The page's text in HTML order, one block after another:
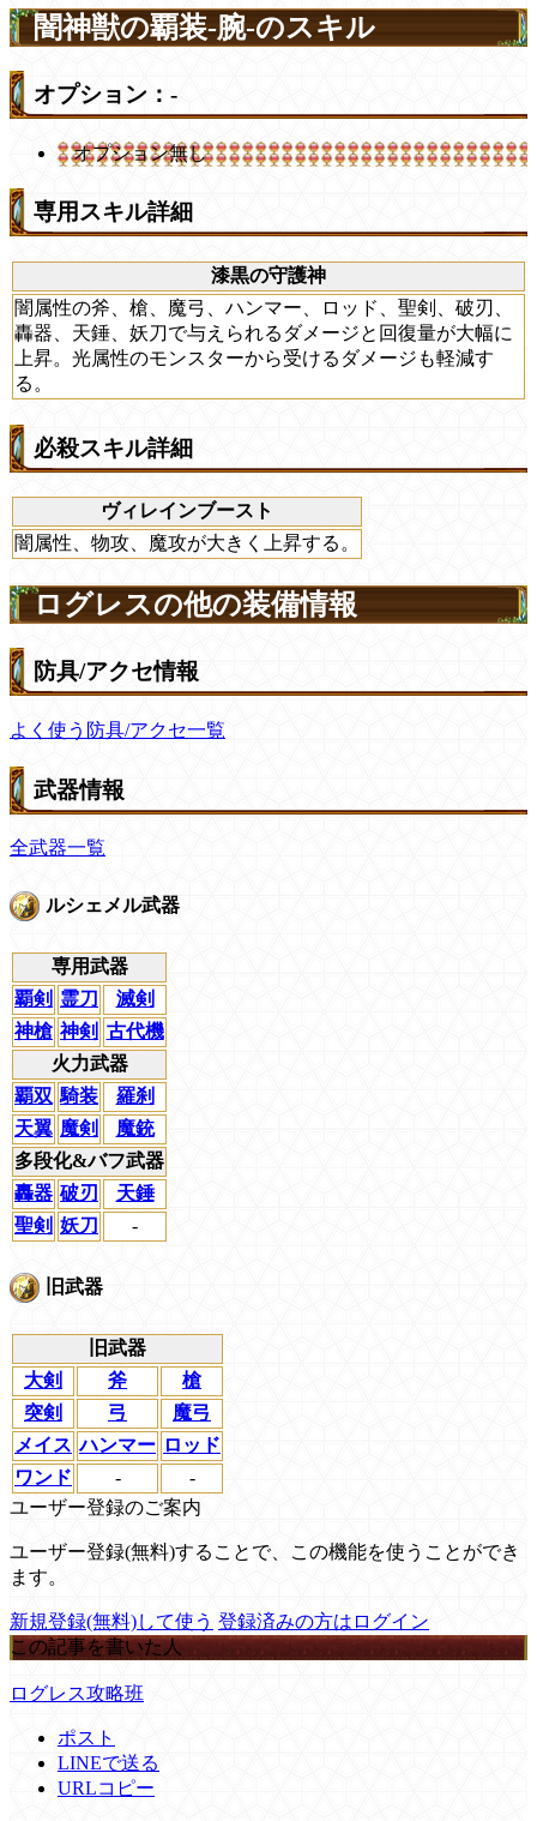
闇神獣の覇装-腕-のスキル
オプション：-
オプション無し
専用スキル詳細
漆黒の守護神
闇属性の斧、槍、魔弓、ハンマー、ロッド、聖剣、破刃、
轟器、天錘、妖刀で与えられるダメージと回復量が大幅に
上昇。光属性のモンスターから受けるダメージも軽減す
る。
必殺スキル詳細
ヴィレインブースト
闇属性、物攻、魔攻が大きく上昇する。
ログレスの他の装備情報
防具/アクセ情報
よく使う防具/アクセ一覧
武器情報
全武器一覧
ルシェメル武器
専用武器
覇剣 霊刀
滅剣
神槍 神剣 古代機
火力武器
覇双 騎装
羅刹
天翼 魔剣
魔銃
多段化&バフ武器
轟器 破刃
天錘
聖剣 妖刀 -
旧武器
旧武器
大剣
斧
槍
突剣
弓
魔弓
メイス ハンマー ロッド
ワンド
-
-
ユーザー登録のご案内
ユーザー登録(無料)することで、この機能を使うことができ
ます。
新規登録(無料)して使う 登録済みの方はログイン
この記事を書いた人
ログレス攻略班
ポスト
LINEで送る
URLコピー